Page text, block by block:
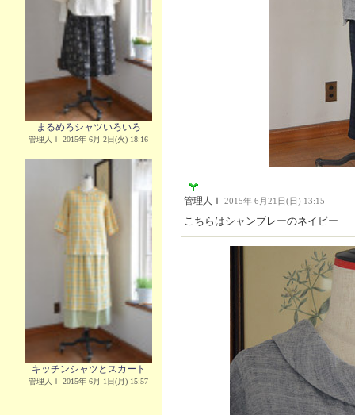
まるめろシャツいろいろ
管理人Ｉ 2015年 6月 2日(火) 18:16
キッチンシャツとスカート
管理人Ｉ 2015年 6月 1日(月) 15:57
管理人Ｉ 2015年 6月21日(日) 13:15
こちらはシャンブレーのネイビー